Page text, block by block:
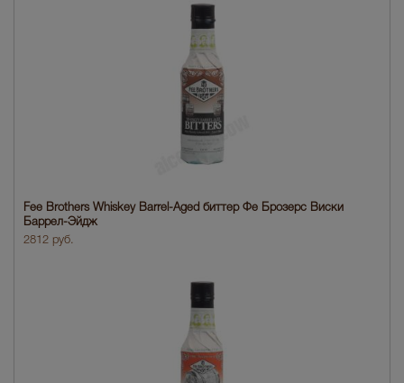
Fee Brothers Whiskey Barrel-Aged биттер Фе Брозерс Виски
Баррел-Эйдж
2812 руб.